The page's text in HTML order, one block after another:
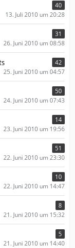
40
13. Juli 2010 um 20:28
31
26. Juni 2010 um 08:58
42
25. Juni 2010 um 04:57
50
24. Juni 2010 um 07:43
14
23. Juni 2010 um 19:56
51
22. Juni 2010 um 23:30
10
22. Juni 2010 um 14:47
8
21. Juni 2010 um 15:32
5
21. Juni 2010 um 14:40